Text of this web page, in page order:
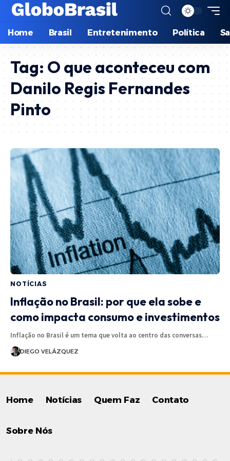
Home Brasil Entretenimento Política
Tag: O que aconteceu com
Danilo Regis Fernandes
Pinto
NOTÍCIAS
Inflação no Brasil: por que ela sobe e
como impacta consumo e investimentos
Inflação no Brasil é um tema que volta ao centro das conversas…
DIEGO VELÁZQUEZ
Home Notícias Quem Faz Contato
Sobre Nós